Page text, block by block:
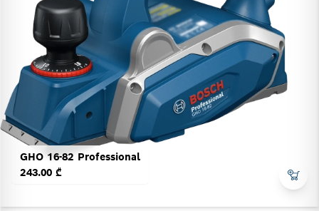
GHO 16-82 Professional
243.00 ₾